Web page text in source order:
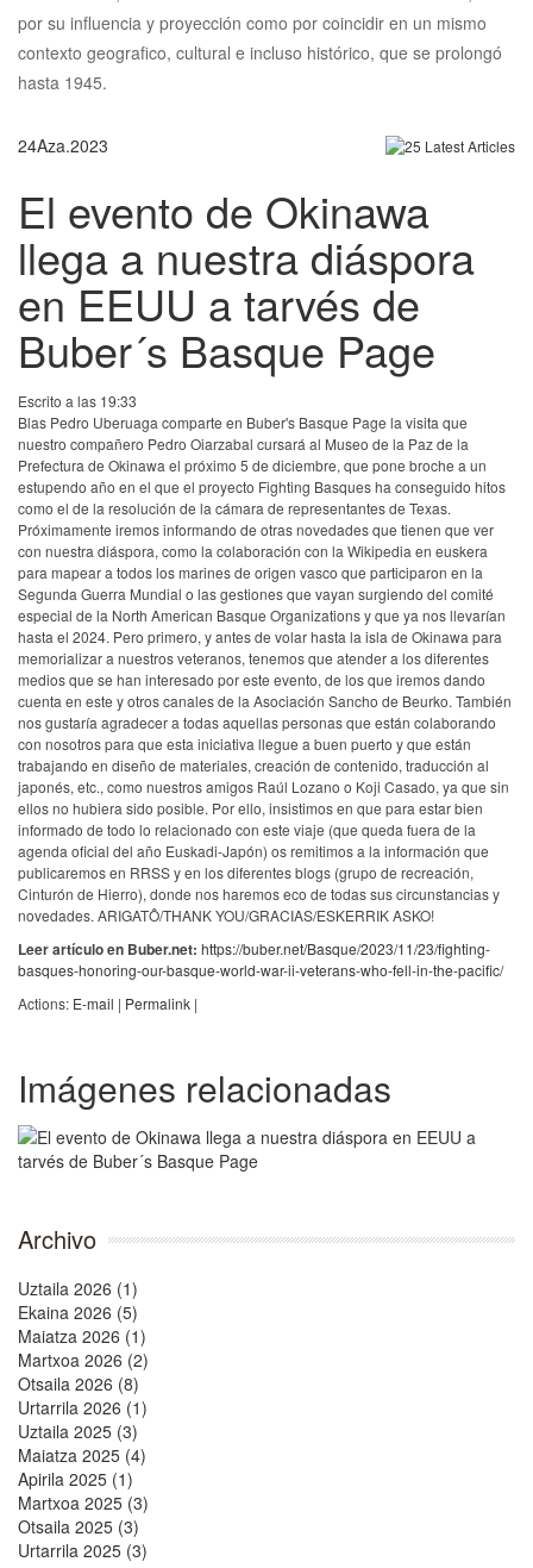
por su influencia y proyección como por coincidir en un mismo
contexto geografico, cultural e incluso histórico, que se prolongó
hasta 1945.
24Aza.2023
El evento de Okinawa
llega a nuestra diáspora
en EEUU a tarvés de
Buber´s Basque Page
Escrito a las 19:33
Blas Pedro Uberuaga comparte en Buber's Basque Page la visita que
nuestro compañero Pedro Oiarzabal cursará al Museo de la Paz de la
Prefectura de Okinawa el próximo 5 de diciembre, que pone broche a un
estupendo año en el que el proyecto Fighting Basques ha conseguido hitos
como el de la resolución de la cámara de representantes de Texas.
Próximamente iremos informando de otras novedades que tienen que ver
con nuestra diáspora, como la colaboración con la Wikipedia en euskera
para mapear a todos los marines de origen vasco que participaron en la
Segunda Guerra Mundial o las gestiones que vayan surgiendo del comité
especial de la North American Basque Organizations y que ya nos llevarían
hasta el 2024. Pero primero, y antes de volar hasta la isla de Okinawa para
memorializar a nuestros veteranos, tenemos que atender a los diferentes
medios que se han interesado por este evento, de los que iremos dando
cuenta en este y otros canales de la Asociación Sancho de Beurko. También
nos gustaría agradecer a todas aquellas personas que están colaborando
con nosotros para que esta iniciativa llegue a buen puerto y que están
trabajando en diseño de materiales, creación de contenido, traducción al
japonés, etc., como nuestros amigos Raúl Lozano o Koji Casado, ya que sin
ellos no hubiera sido posible. Por ello, insistimos en que para estar bien
informado de todo lo relacionado con este viaje (que queda fuera de la
agenda oficial del año Euskadi-Japón) os remitimos a la información que
publicaremos en RRSS y en los diferentes blogs (grupo de recreación,
Cinturón de Hierro), donde nos haremos eco de todas sus circunstancias y
novedades. ARIGATÔ/THANK YOU/GRACIAS/ESKERRIK ASKO!
Leer artículo en Buber.net: https://buber.net/Basque/2023/11/23/fighting-
basques-honoring-our-basque-world-war-ii-veterans-who-fell-in-the-pacific/
Actions: E-mail | Permalink |
Imágenes relacionadas
Archivo
Uztaila 2026 (1)
Ekaina 2026 (5)
Maiatza 2026 (1)
Martxoa 2026 (2)
Otsaila 2026 (8)
Urtarrila 2026 (1)
Uztaila 2025 (3)
Maiatza 2025 (4)
Apirila 2025 (1)
Martxoa 2025 (3)
Otsaila 2025 (3)
Urtarrila 2025 (3)